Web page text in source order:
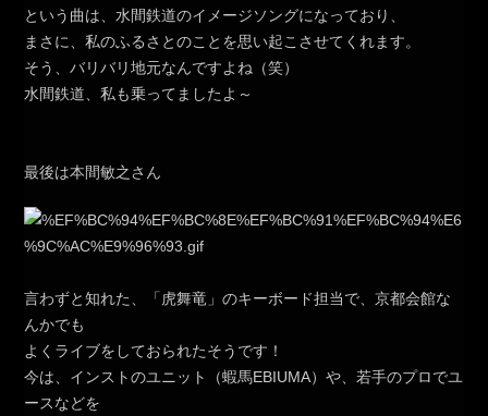
という曲は、水間鉄道のイメージソングになっており、
まさに、私のふるさとのことを思い起こさせてくれます。
そう、バリバリ地元なんですよね（笑）
水間鉄道、私も乗ってましたよ～
最後は本間敏之さん
言わずと知れた、「虎舞竜」のキーボード担当で、京都会館な
んかでも
よくライブをしておられたそうです！
今は、インストのユニット（蝦馬EBIUMA）や、若手のプロでユ
ースなどを